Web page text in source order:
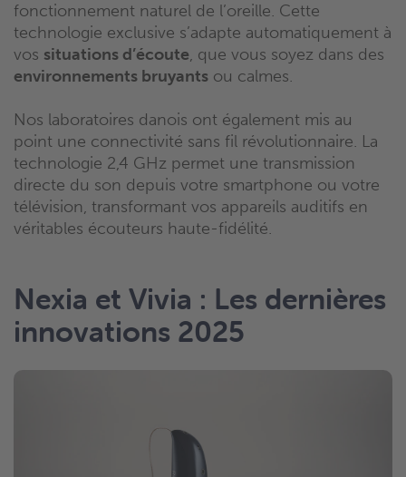
fonctionnement naturel de l’oreille. Cette
technologie exclusive s’adapte automatiquement à
vos situations d’écoute, que vous soyez dans des
environnements bruyants ou calmes.
Nos laboratoires danois ont également mis au
point une connectivité sans fil révolutionnaire. La
technologie 2,4 GHz permet une transmission
directe du son depuis votre smartphone ou votre
télévision, transformant vos appareils auditifs en
véritables écouteurs haute-fidélité.
Nexia et Vivia : Les dernières
innovations 2025